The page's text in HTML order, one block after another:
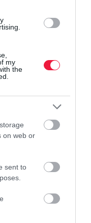
my
the
on web or
sent to